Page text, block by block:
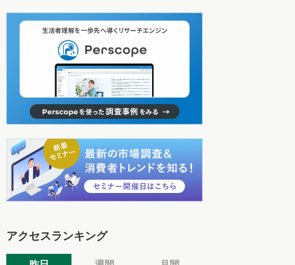
アクセスランキング